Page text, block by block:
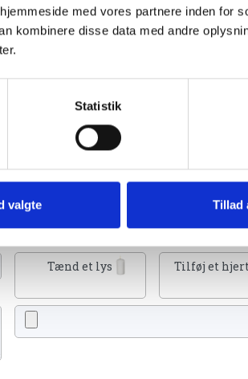
med vores partnere inden for
kombinere disse data med andre
Statistik
valgte Tillad
Tænd et lys Tilføj et